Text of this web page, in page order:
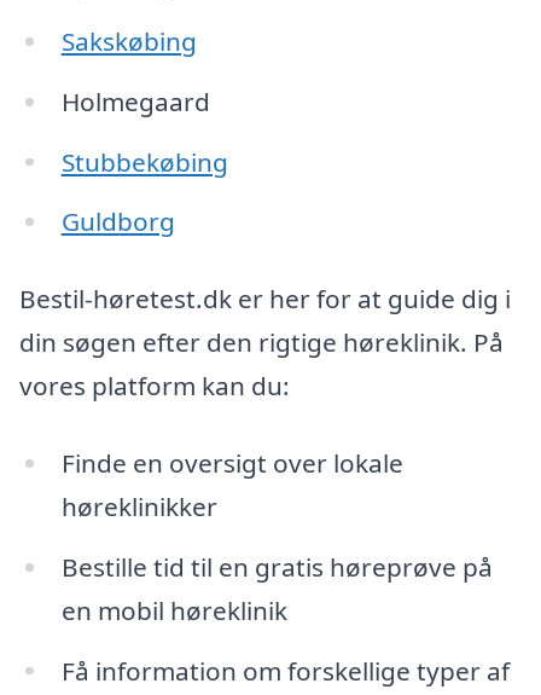
Sakskøbing
Holmegaard
Stubbekøbing
Guldborg
Bestil-høretest.dk er her for at guide dig i
din søgen efter den rigtige høreklinik. På
vores platform kan du:
Finde en oversigt over lokale
høreklinikker
Bestille tid til en gratis høreprøve på
en mobil høreklinik
Få information om forskellige typer af